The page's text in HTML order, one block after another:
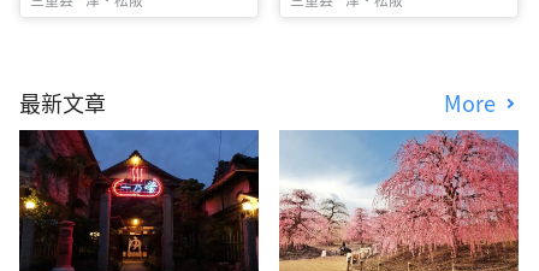
最新文章 More